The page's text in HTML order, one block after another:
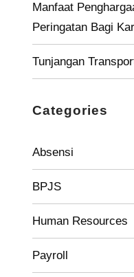
Manfaat
Peringatan Bagi
Tunjangan
Categories
Absensi
BPJS
Human Resources
Payroll